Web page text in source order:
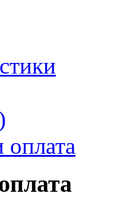
оплата